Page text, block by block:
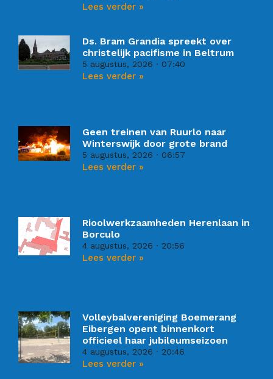
Lees verder »
Ds. Bram Grandia spreekt over
christelijk pacifisme in Beltrum
5 augustus, 2026 07:40
Lees verder »
Geen treinen van Ruurlo naar
Winterswijk door grote brand
5 augustus, 2026 06:57
Lees verder »
Rioolwerkzaamheden Herenlaan in
Borculo
4 augustus, 2026 20:56
Lees verder »
Volleybalvereniging Boemerang
Eibergen opent binnenkort
officieel haar jubileumseizoen
4 augustus, 2026 20:46
Lees verder »